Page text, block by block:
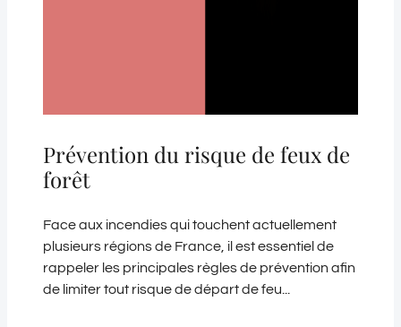
Prévention du risque de feux de
forêt
Face aux incendies qui touchent actuellement
plusieurs régions de France, il est essentiel de
rappeler les principales règles de prévention afin
de limiter tout risque de départ de feu...